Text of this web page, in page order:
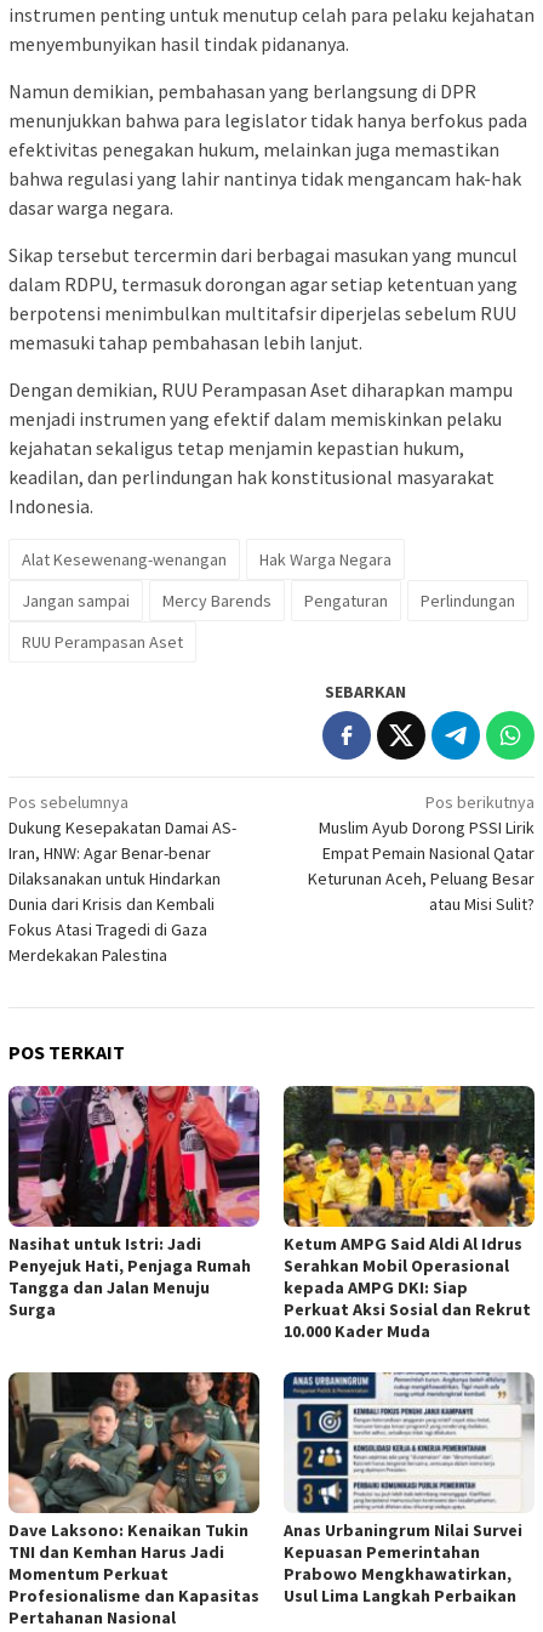
instrumen penting untuk menutup celah para pelaku kejahatan
menyembunyikan hasil tindak pidananya.
Namun demikian, pembahasan yang berlangsung di DPR
menunjukkan bahwa para legislator tidak hanya berfokus pada
efektivitas penegakan hukum, melainkan juga memastikan
bahwa regulasi yang lahir nantinya tidak mengancam hak-hak
dasar warga negara.
Sikap tersebut tercermin dari berbagai masukan yang muncul
dalam RDPU, termasuk dorongan agar setiap ketentuan yang
berpotensi menimbulkan multitafsir diperjelas sebelum RUU
memasuki tahap pembahasan lebih lanjut.
Dengan demikian, RUU Perampasan Aset diharapkan mampu
menjadi instrumen yang efektif dalam memiskinkan pelaku
kejahatan sekaligus tetap menjamin kepastian hukum,
keadilan, dan perlindungan hak konstitusional masyarakat
Indonesia.
Alat Kesewenang-wenangan
Hak Warga Negara
Jangan sampai
Mercy Barends Pengaturan
Perlindungan
RUU Perampasan Aset
SEBARKAN
Navigasi
pos
Pos sebelumnya
Dukung Kesepakatan Damai AS-
Iran, HNW: Agar Benar-benar
Dilaksanakan untuk Hindarkan
Dunia dari Krisis dan Kembali
Fokus Atasi Tragedi di Gaza
Merdekakan Palestina
Pos berikutnya
Muslim Ayub Dorong PSSI Lirik
Empat Pemain Nasional Qatar
Keturunan Aceh, Peluang Besar
atau Misi Sulit?
POS TERKAIT
Nasihat untuk Istri: Jadi
Penyejuk Hati, Penjaga Rumah
Tangga dan Jalan Menuju
Surga
Ketum AMPG Said Aldi Al Idrus
Serahkan Mobil Operasional
kepada AMPG DKI: Siap
Perkuat Aksi Sosial dan Rekrut
10.000 Kader Muda
Dave Laksono: Kenaikan Tukin
TNI dan Kemhan Harus Jadi
Momentum Perkuat
Profesionalisme dan Kapasitas
Pertahanan Nasional
Anas Urbaningrum Nilai Survei
Kepuasan Pemerintahan
Prabowo Mengkhawatirkan,
Usul Lima Langkah Perbaikan